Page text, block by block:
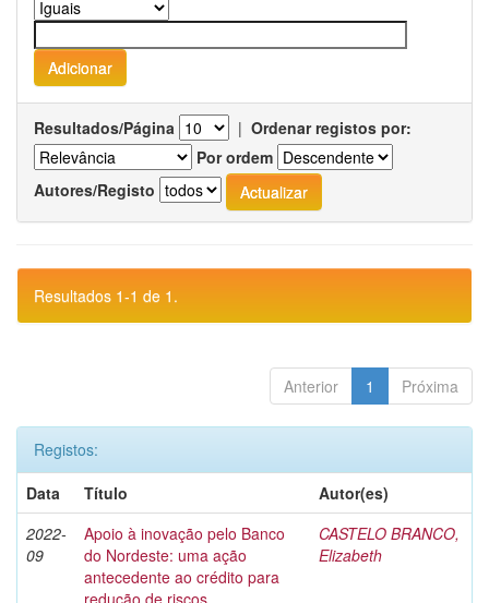
Resultados/Página | Ordenar registos por:
Por ordem
Autores/Registo
Resultados 1-1 de 1.
Anterior 1 Próxima
Registos:
Data
Título
Autor(es)
2022-
09
Apoio à inovação pelo Banco
do Nordeste: uma ação
antecedente ao crédito para
redução de riscos
CASTELO BRANCO,
Elizabeth